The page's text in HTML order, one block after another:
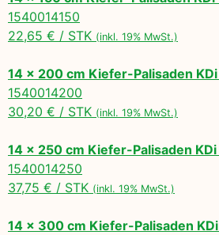
1540014150
22,65 € / STK (inkl. 19% MwSt.)
14 x 200 cm Kiefer-Palisaden KDi
1540014200
30,20 € / STK (inkl. 19% MwSt.)
14 x 250 cm Kiefer-Palisaden KDi
1540014250
37,75 € / STK (inkl. 19% MwSt.)
14 x 300 cm Kiefer-Palisaden KDi